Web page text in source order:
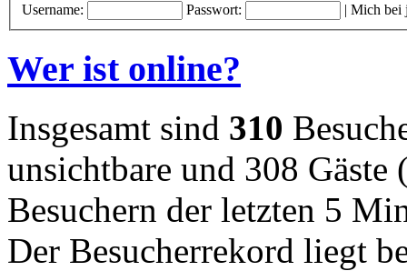
Username: Passwort: | Mich bei
Wer ist online?
Insgesamt sind 310
unsichtbare und 308 Gäste
Besuchern der letzten 5
Der Besucherrekord liegt